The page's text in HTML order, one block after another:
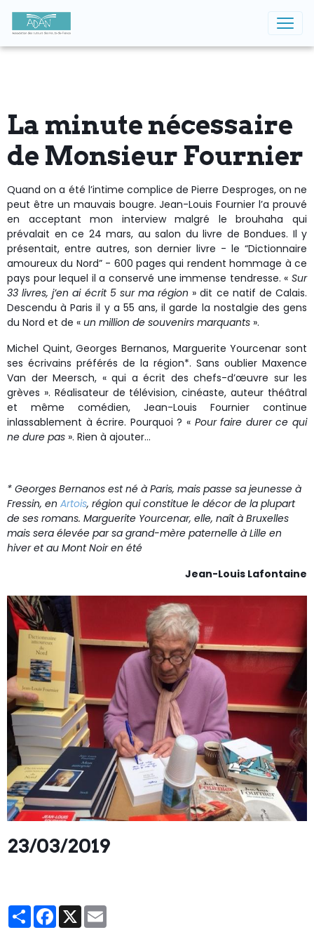
La minute nécessaire
de Monsieur Fournier
Quand on a été l’intime complice de Pierre Desproges, on ne
peut être un mauvais bougre. Jean-Louis Fournier l’a prouvé
en acceptant mon interview malgré le brouhaha qui
prévalait en ce 24 mars, au salon du livre de Bondues. Il y
présentait, entre autres, son dernier livre - le “Dictionnaire
amoureux du Nord” - 600 pages qui rendent hommage à ce
pays pour lequel il a conservé une immense tendresse. « Sur
33 livres, j’en ai écrit 5 sur ma région » dit ce natif de Calais.
Descendu à Paris il y a 55 ans, il garde la nostalgie des gens
du Nord et de « un million de souvenirs marquants ».
Michel Quint, Georges Bernanos, Marguerite Yourcenar sont
ses écrivains préférés de la région*. Sans oublier Maxence
Van der Meersch, « qui a écrit des chefs-d’œuvre sur les
grèves ». Réalisateur de télévision, cinéaste, auteur théâtral
et même comédien, Jean-Louis Fournier continue
inlassablement à écrire. Pourquoi ? « Pour faire durer ce qui
ne dure pas ». Rien à ajouter…
* Georges Bernanos est né à Paris, mais passe sa jeunesse à
Fressin, en Artois, région qui constitue le décor de la plupart
de ses romans. Marguerite Yourcenar, elle, naît à Bruxelles
mais sera élevée par sa grand-mère paternelle à Lille en
hiver et au Mont Noir en été
Jean-Louis Lafontaine
23/03/2019
PartagerFacebook
X